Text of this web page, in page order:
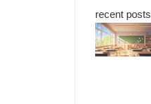
recent posts